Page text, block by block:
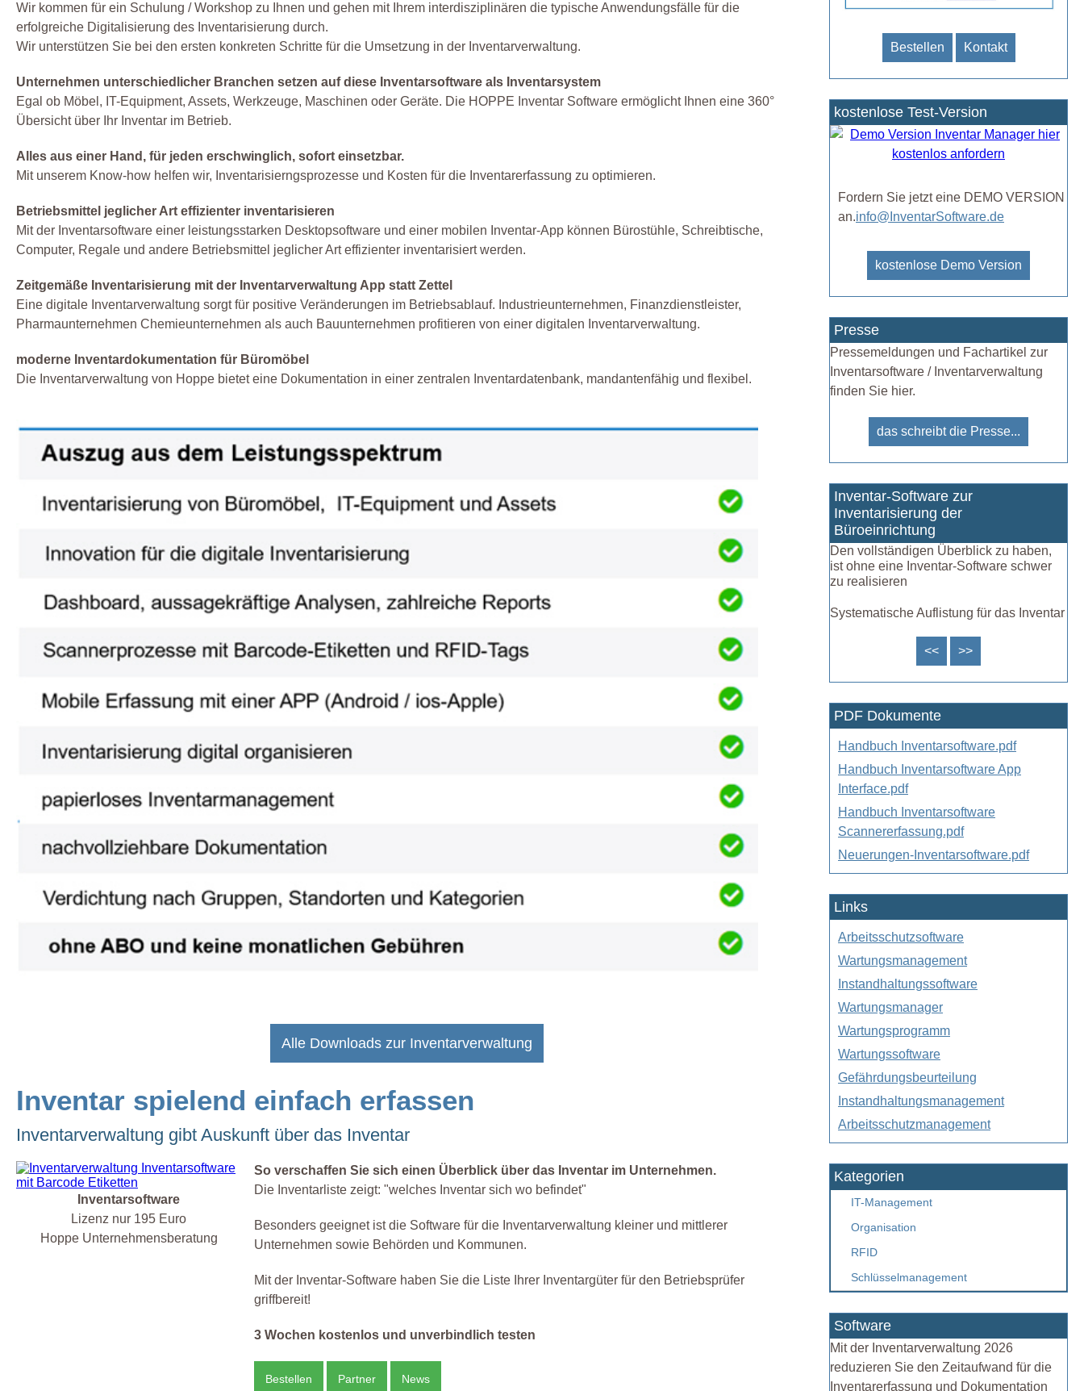
Wir kommen für ein Schulung / Workshop zu Ihnen und gehen mit Ihrem interdisziplinären die typische Anwendungsfälle für die
erfolgreiche Digitalisierung des Inventarisierung durch.
Wir unterstützen Sie bei den ersten konkreten Schritte für die Umsetzung in der Inventarverwaltung.
Unternehmen unterschiedlicher Branchen setzen auf diese Inventarsoftware als Inventarsystem
Egal ob Möbel, IT-Equipment, Assets, Werkzeuge, Maschinen oder Geräte. Die HOPPE Inventar Software ermöglicht Ihnen eine 360°
Übersicht über Ihr Inventar im Betrieb.
Alles aus einer Hand, für jeden erschwinglich, sofort einsetzbar.
Mit unserem Know-how helfen wir, Inventarisierngsprozesse und Kosten für die Inventarerfassung zu optimieren.
Betriebsmittel jeglicher Art effizienter inventarisieren
Mit der Inventarsoftware einer leistungsstarken Desktopsoftware und einer mobilen Inventar-App können Bürostühle, Schreibtische,
Computer, Regale und andere Betriebsmittel jeglicher Art effizienter inventarisiert werden.
Zeitgemäße Inventarisierung mit der Inventarverwaltung App statt Zettel
Eine digitale Inventarverwaltung sorgt für positive Veränderungen im Betriebsablauf. Industrieunternehmen, Finanzdienstleister,
Pharmaunternehmen Chemieunternehmen als auch Bauunternehmen profitieren von einer digitalen Inventarverwaltung.
moderne Inventardokumentation für Büromöbel
Die Inventarverwaltung von Hoppe bietet eine Dokumentation in einer zentralen Inventardatenbank, mandantenfähig und flexibel.
Alle Downloads zur Inventarverwaltung
Inventar spielend einfach erfassen
Inventarverwaltung gibt Auskunft über das Inventar
Inventarsoftware
Lizenz nur 195 Euro
Hoppe Unternehmensberatung
So verschaffen Sie sich einen Überblick über das Inventar im Unternehmen.
Die Inventarliste zeigt: "welches Inventar sich wo befindet"
Besonders geeignet ist die Software für die Inventarverwaltung kleiner und mittlerer
Unternehmen sowie Behörden und Kommunen.
Mit der Inventar-Software haben Sie die Liste Ihrer Inventargüter für den Betriebsprüfer
griffbereit!
3 Wochen kostenlos und unverbindlich testen
Bestellen Partner News
Bestellen Kontakt
kostenlose Test-Version
Fordern Sie jetzt eine DEMO VERSION
an.info@InventarSoftware.de
kostenlose Demo Version
Presse
Pressemeldungen und Fachartikel zur
Inventarsoftware / Inventarverwaltung
finden Sie hier.
das schreibt die Presse...
Inventar-Software zur
Inventarisierung der
Büroeinrichtung
Den vollständigen Überblick zu haben,
ist ohne eine Inventar-Software schwer
zu realisieren
Systematische Auflistung für das Inventar
<< >>
PDF Dokumente
Handbuch Inventarsoftware.pdf
Handbuch Inventarsoftware App
Interface.pdf
Handbuch Inventarsoftware
Scannererfassung.pdf
Neuerungen-Inventarsoftware.pdf
Links
Arbeitsschutzsoftware
Wartungsmanagement
Instandhaltungssoftware
Wartungsmanager
Wartungsprogramm
Wartungssoftware
Gefährdungsbeurteilung
Instandhaltungsmanagement
Arbeitsschutzmanagement
Kategorien
IT-Management
Organisation
RFID
Schlüsselmanagement
Software
Mit der Inventarverwaltung 2026
reduzieren Sie den Zeitaufwand für die
Inventarerfassung und Dokumentation